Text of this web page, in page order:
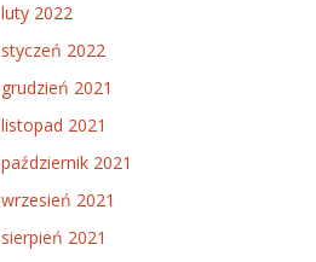
luty 2022
styczeń 2022
grudzień 2021
listopad 2021
październik 2021
wrzesień 2021
sierpień 2021